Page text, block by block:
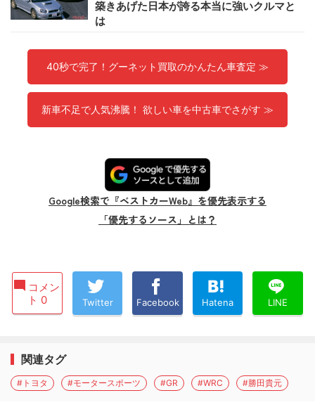
築きあげた日本が誇る本当に強いクルマと
は
40秒で完了！グーネット買取のかんたん車査定 ≫
新車不足で人気沸騰！ 欲しい車を中古車でさがす ≫
Google検索で『ベストカーWeb』を優先表示する
「優先するソース」とは？
コメン
ト 0
Twitter Facebook Hatena LINE
関連タグ
#トヨタ #モータースポーツ #GR #WRC #勝田貴元